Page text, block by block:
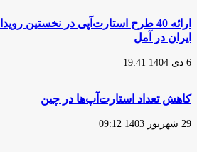
ارائه 40 طرح استارت‌آپی در
ایران در آمل
6 دی 1404 19:41
کاهش تعداد استارت‌آپ‌ها در چین
29 شهریور 1403 09:12